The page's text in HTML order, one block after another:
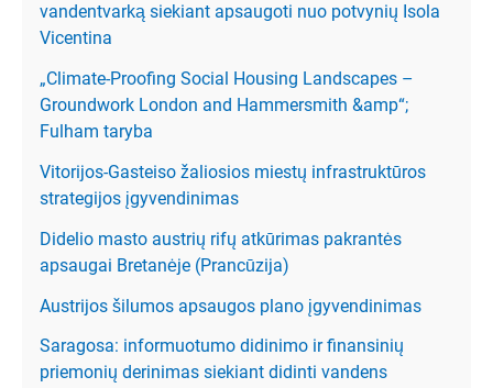
vandentvarką siekiant apsaugoti nuo potvynių Isola
Vicentina
„Climate-Proofing Social Housing Landscapes –
Groundwork London and Hammersmith &amp“;
Fulham taryba
Vitorijos-Gasteiso žaliosios miestų infrastruktūros
strategijos įgyvendinimas
Didelio masto austrių rifų atkūrimas pakrantės
apsaugai Bretanėje (Prancūzija)
Austrijos šilumos apsaugos plano įgyvendinimas
Saragosa: informuotumo didinimo ir finansinių
priemonių derinimas siekiant didinti vandens